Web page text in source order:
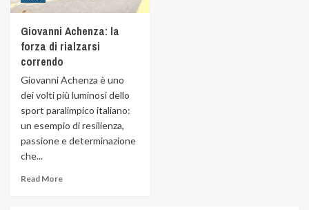
Giovanni Achenza: la
forza di rialzarsi
correndo
Giovanni Achenza è uno
dei volti più luminosi dello
sport paralimpico italiano:
un esempio di resilienza,
passione e determinazione
che...
Read More